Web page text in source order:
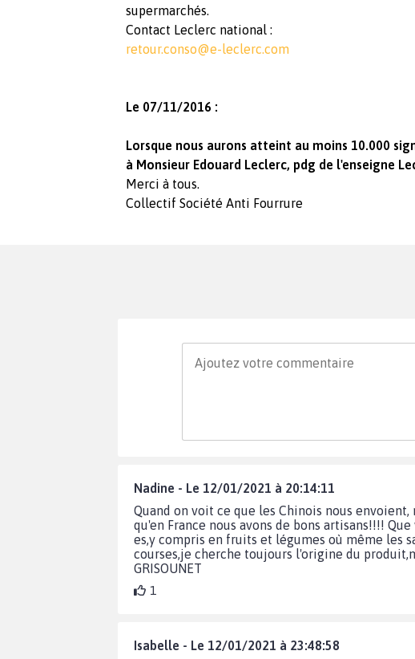
supermarchés.
Contact Leclerc national :
retour.conso@e-leclerc.com
Le 07/11/2016 :
Lorsque nous aurons atteint au moins 10.000
à Monsieur Edouard Leclerc, pdg de l'enseigne
Merci à tous.
Collectif Société Anti Fourrure
Nadine - Le 12/01/2021 à 20:14:11
Quand on voit ce que les Chinois nous
qu'en France nous avons de bons artisans!!!!
es,y compris en fruits et légumes où même les
courses,je cherche toujours l'origine du
GRISOUNET
1
Isabelle - Le 12/01/2021 à 23:48:58